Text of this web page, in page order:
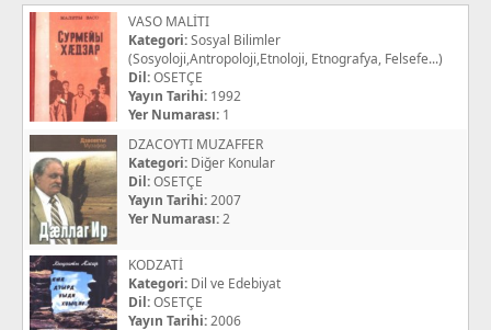
VASO MALİTI
Kategori:Sosyal Bilimler
(Sosyoloji,Antropoloji,Etnoloji, Etnografya, Felsefe...)
Dil:OSETÇE
Yayın Tarihi: 1992
Yer Numarası: 1
DZACOYTI MUZAFFER
Kategori: Diğer Konular
Dil:OSETÇE
Yayın Tarihi:2007
Yer Numarası:2
KODZATİ
Kategori: Dil ve Edebiyat
Dil:OSETÇE
Yayın Tarihi:2006